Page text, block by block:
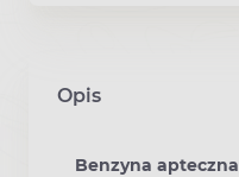
Opis
Benzyna apteczna